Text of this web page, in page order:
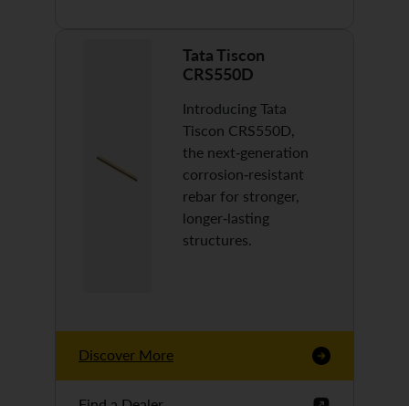
Tata Tiscon
CRS550D
Introducing Tata
Tiscon CRS550D,
the next-generation
corrosion-resistant
rebar for stronger,
longer-lasting
structures.
Discover More